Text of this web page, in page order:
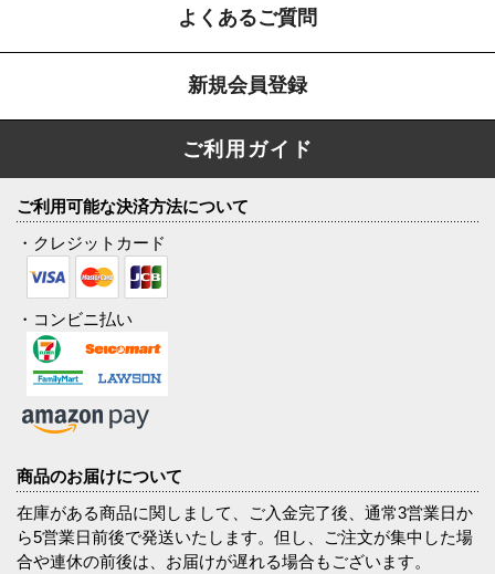
よくあるご質問
新規会員登録
ご利用ガイド
ご利用可能な決済方法について
・クレジットカード
・コンビニ払い
商品のお届けについて
在庫がある商品に関しまして、ご入金完了後、通常3営業日か
ら5営業日前後で発送いたします。但し、ご注文が集中した場
合や連休の前後は、お届けが遅れる場合もございます。